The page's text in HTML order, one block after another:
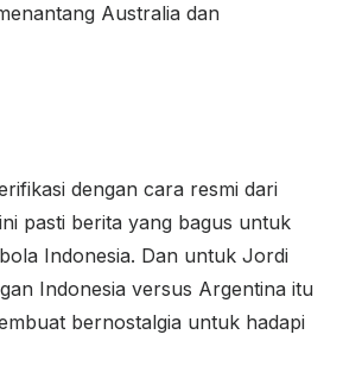
Australia dan
dengan cara resmi dari
pasti berita yang bagus untuk
Indonesia. Dan untuk Jordi
Indonesia versus Argentina itu
bernostalgia untuk hadapi